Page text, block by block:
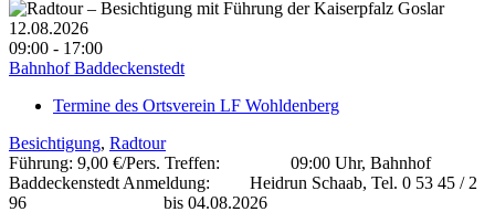
12.08.2026
09:00 - 17:00
Bahnhof Baddeckenstedt
Termine des Ortsverein LF Wohldenberg
Besichtigung, Radtour
Führung: 9,00 €/Pers. Treffen: 09:00 Uhr, Bahnhof
Baddeckenstedt Anmeldung: Heidrun Schaab, Tel. 0 53 45 / 2
96 bis 04.08.2026